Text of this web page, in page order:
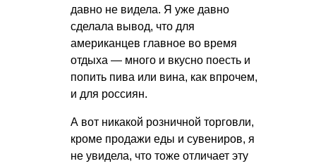
давно не видела. Я уже давно
сделала вывод, что для
американцев главное во время
отдыха — много и вкусно поесть и
попить пива или вина, как впрочем,
и для россиян.
А вот никакой розничной торговли,
кроме продажи еды и сувениров, я
не увидела, что тоже отличает эту